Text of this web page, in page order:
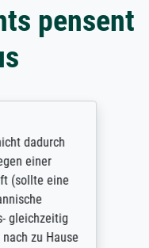
pensent
dadurch
einer
(sollte eine
gleichzeitig
zu Hause